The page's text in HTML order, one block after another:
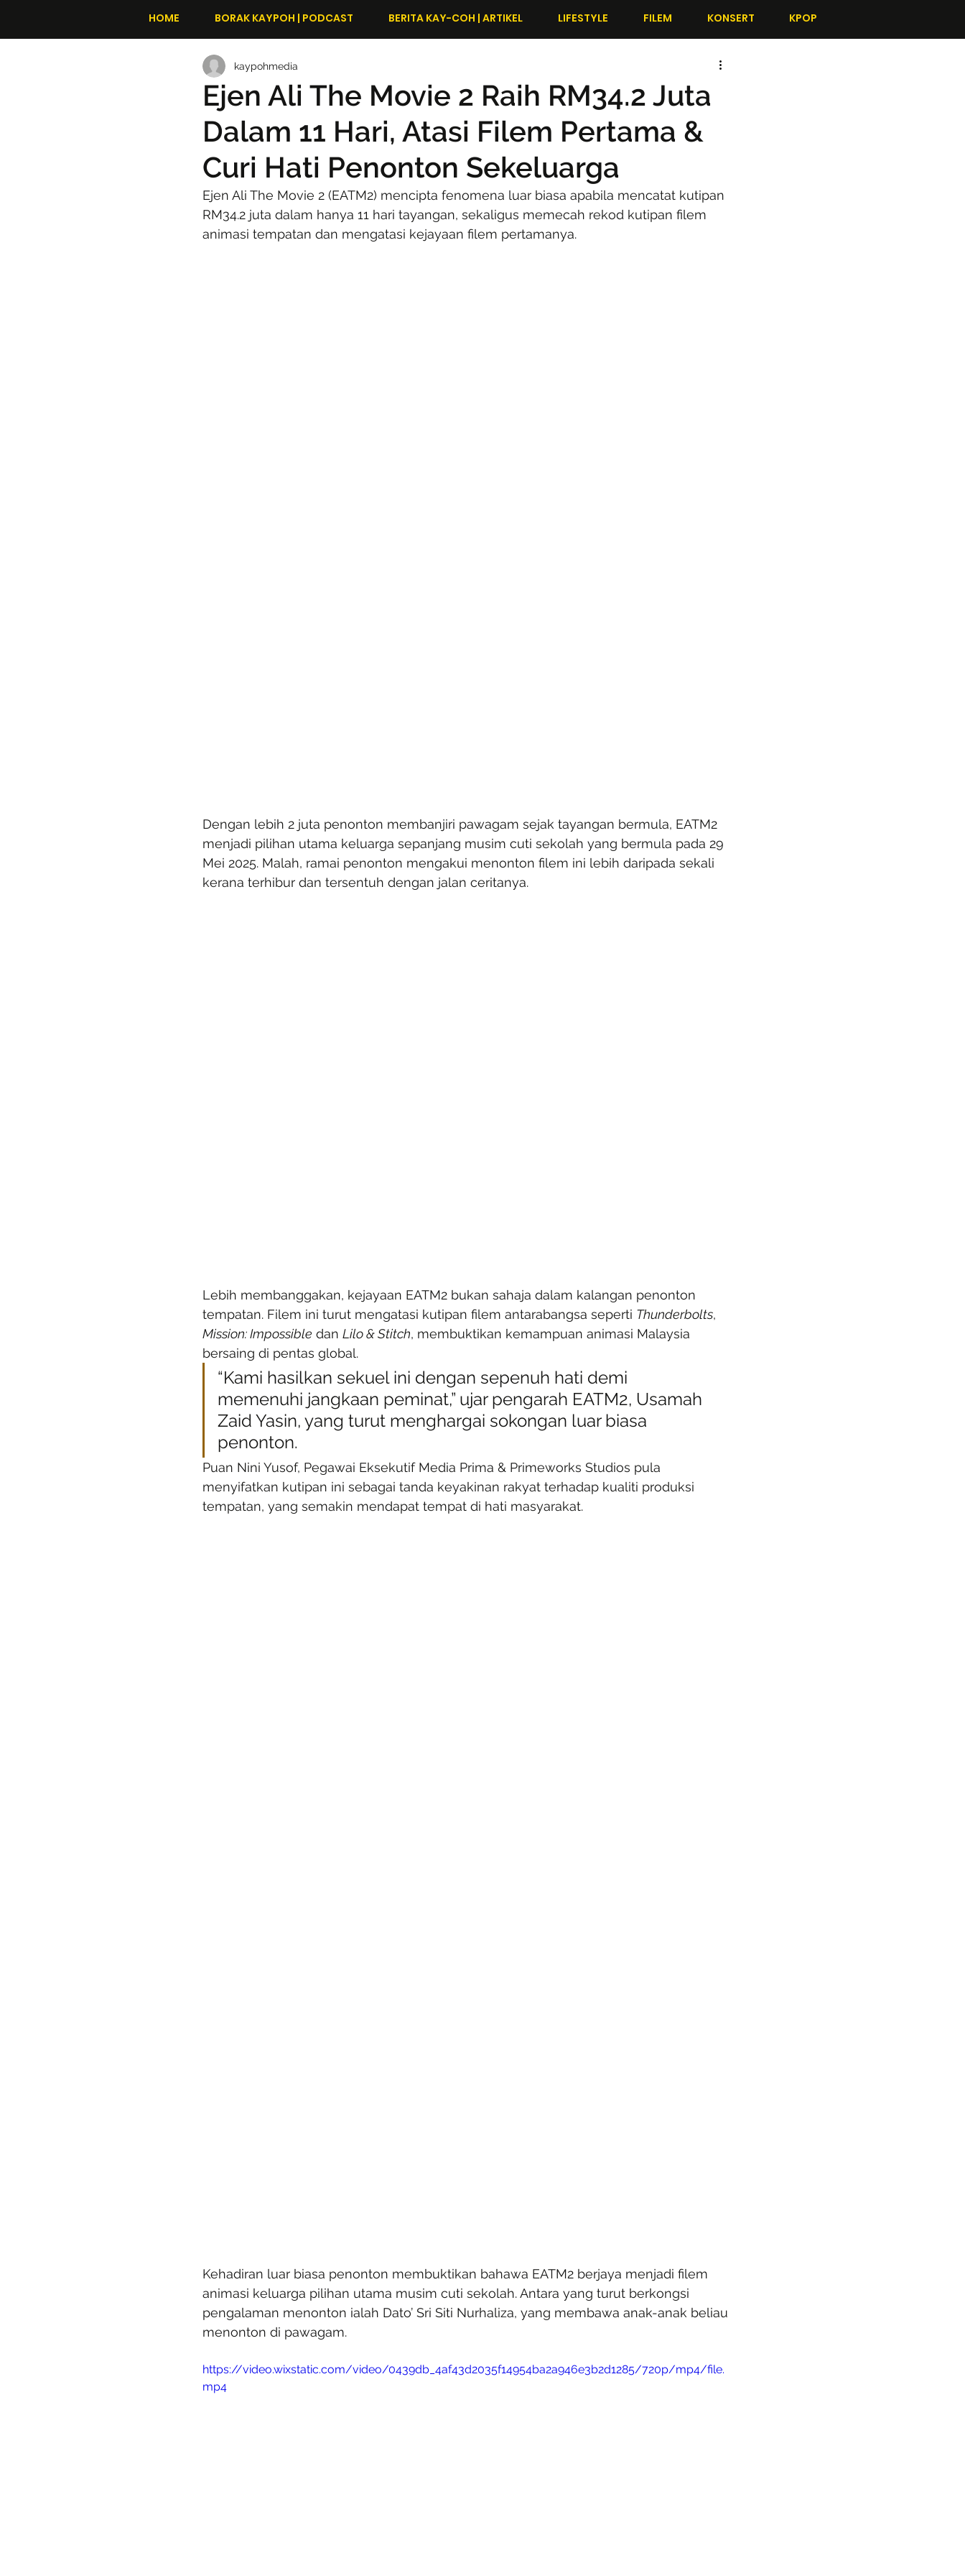
HOME BORAK KAYPOH | PODCAST BERITA KAY-COH | ARTIKEL LIFESTYLE FILEM KONSERT KPOP
Ejen Ali The Movie 2 Raih RM34.2 Juta
Dalam 11 Hari, Atasi Filem Pertama &
Curi Hati Penonton Sekeluarga
kaypohmedia
Ejen Ali The Movie 2 (EATM2) mencipta fenomena luar biasa apabila mencatat kutipan
RM34.2 juta dalam hanya 11 hari tayangan, sekaligus memecah rekod kutipan filem
animasi tempatan dan mengatasi kejayaan filem pertamanya.
Dengan lebih 2 juta penonton membanjiri pawagam sejak tayangan bermula, EATM2
menjadi pilihan utama keluarga sepanjang musim cuti sekolah yang bermula pada 29
Mei 2025. Malah, ramai penonton mengakui menonton filem ini lebih daripada sekali
kerana terhibur dan tersentuh dengan jalan ceritanya.
Lebih membanggakan, kejayaan EATM2 bukan sahaja dalam kalangan penonton
tempatan. Filem ini turut mengatasi kutipan filem antarabangsa seperti Thunderbolts,
Mission: Impossible dan Lilo & Stitch, membuktikan kemampuan animasi Malaysia
bersaing di pentas global.
“Kami hasilkan sekuel ini dengan sepenuh hati demi
memenuhi jangkaan peminat,” ujar pengarah EATM2, Usamah
Zaid Yasin, yang turut menghargai sokongan luar biasa
penonton.
Puan Nini Yusof, Pegawai Eksekutif Media Prima & Primeworks Studios pula
menyifatkan kutipan ini sebagai tanda keyakinan rakyat terhadap kualiti produksi
tempatan, yang semakin mendapat tempat di hati masyarakat.
Kehadiran luar biasa penonton membuktikan bahawa EATM2 berjaya menjadi filem
animasi keluarga pilihan utama musim cuti sekolah. Antara yang turut berkongsi
pengalaman menonton ialah Dato’ Sri Siti Nurhaliza, yang membawa anak-anak beliau
menonton di pawagam.
https://video.wixstatic.com/video/0439db_4af43d2035f14954ba2a946e3b2d1285/720p/mp4/file.
mp4